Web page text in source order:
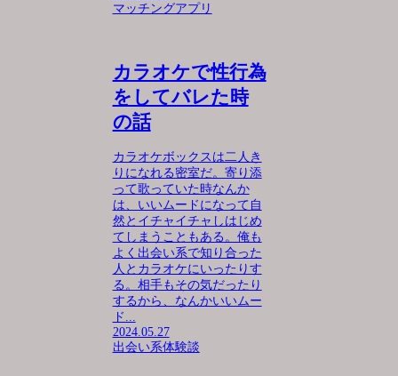
マッチングアプリ
カラオケで性行為
をしてバレた時
の話
カラオケボックスは二人き
りになれる密室だ。寄り添
って歌っていた時なんか
は、いいムードになって自
然とイチャイチャしはじめ
てしまうこともある。俺も
よく出会い系で知り合った
人とカラオケにいったりす
る。相手もその気だったり
するから、なんかいいムー
ド...
2024.05.27
出会い系体験談